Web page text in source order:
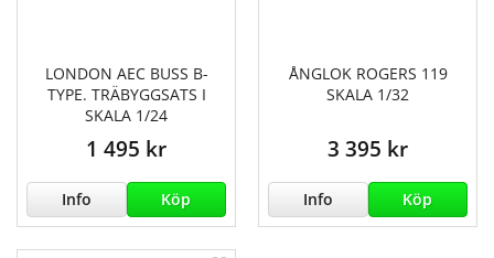
LONDON AEC BUSS B-
TYPE. TRÄBYGGSATS I
SKALA 1/24
1 495 kr
Info Köp
ÅNGLOK ROGERS 119
SKALA 1/32
3 395 kr
Info Köp